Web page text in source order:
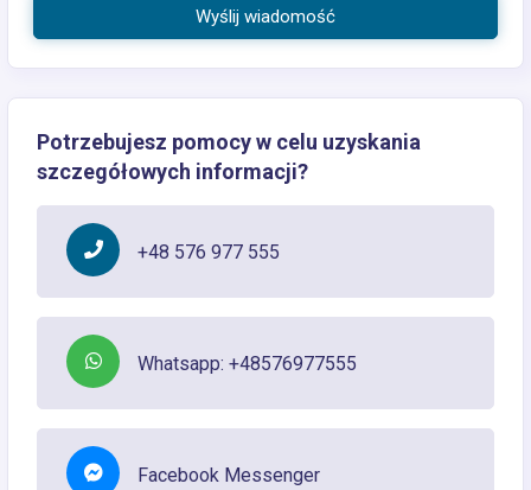
Wyślij wiadomość
Potrzebujesz pomocy w celu uzyskania
szczegółowych informacji?
+48 576 977 555
Whatsapp: +48576977555
Facebook Messenger